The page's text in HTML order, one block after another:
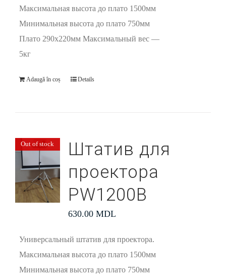
Максимальная высота до плато 1500мм
Минимальная высота до плато 750мм
Плато 290х220мм Максимальный вес —
5кг
Adaugă în coș Details
Out of stock
Штатив для
проектора
PW1200В
630.00 MDL
Универсальный штатив для проектора.
Максимальная высота до плато 1500мм
Минимальная высота до плато 750мм